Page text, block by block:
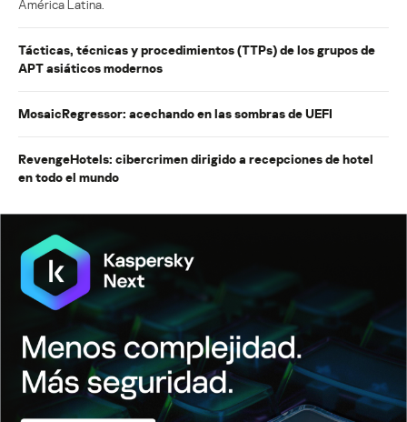
América Latina.
Tácticas, técnicas y procedimientos (TTPs) de los grupos de
APT asiáticos modernos
MosaicRegressor: acechando en las sombras de UEFI
RevengeHotels: cibercrimen dirigido a recepciones de hotel
en todo el mundo